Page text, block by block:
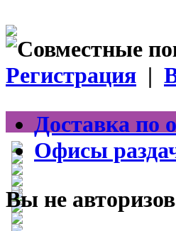
Регистрация |
Доставка по
Офисы
Вы не